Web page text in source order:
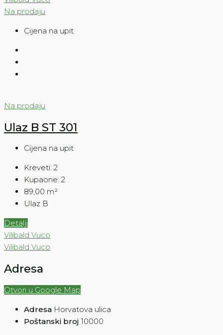
Na prodaju
Cijena na upit
Na prodaju
Ulaz B ST 301
Cijena na upit
Kreveti: 2
Kupaone: 2
89,00 m²
Ulaz B
Detalji
Vilibald Vuco
Vilibald Vuco
Adresa
Otvori u Google Map
Adresa Horvatova ulica
Poštanski broj 10000